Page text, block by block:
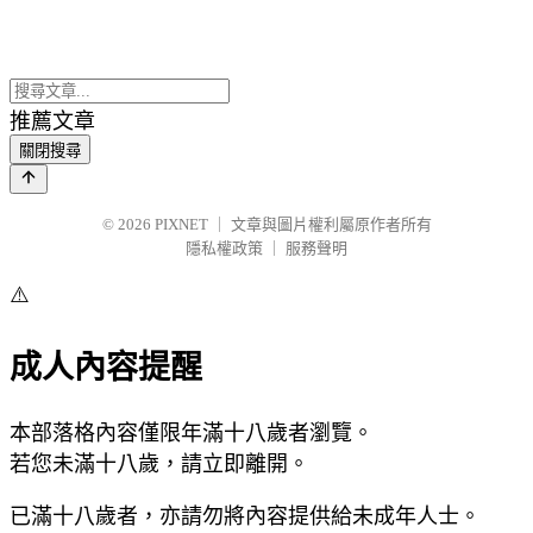
推薦文章
關閉搜尋
© 2026 PIXNET
文章與圖片權利屬原作者所有
隱私權政策
服務聲明
⚠️
成人內容提醒
本部落格內容僅限年滿十八歲者瀏覽。
若您未滿十八歲，請立即離開。
已滿十八歲者，亦請勿將內容提供給未成年人士。